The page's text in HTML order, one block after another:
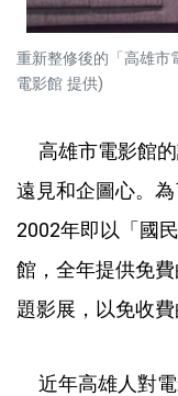
重新整修後的「高雄市
電影館 提供)
高雄市電影館的
遠見和企圖心。
2002年即以「國
館，全年提供免
題影展，以免收費
近年高雄人對電